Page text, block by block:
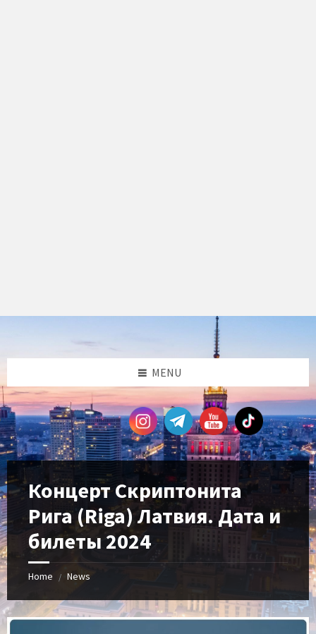
sidebar
sidebar
MENU
Концерт Скриптонита
Рига (Riga) Латвия. Дата и
билеты 2024
Home / News